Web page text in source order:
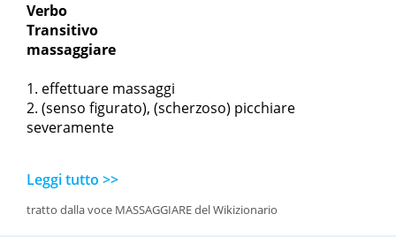
Verbo
Transitivo
massaggiare
effettuare massaggi
(senso figurato), (scherzoso) picchiare
severamente
Leggi tutto >>
tratto dalla voce MASSAGGIARE del Wikizionario